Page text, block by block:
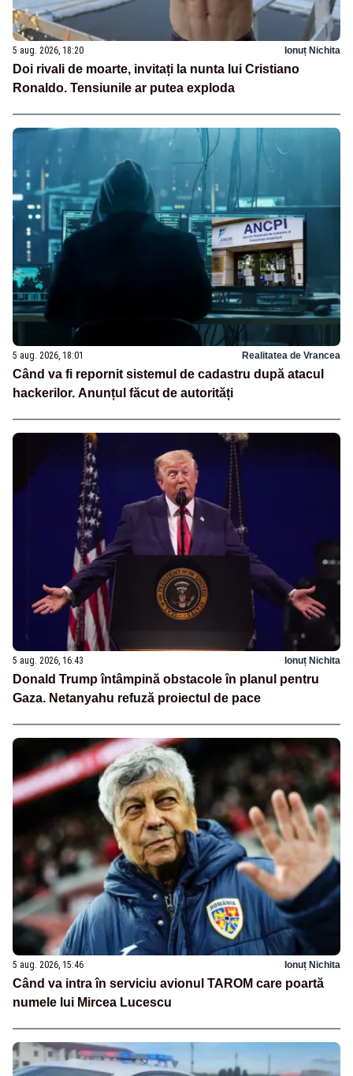
5 aug. 2026, 18:20 Ionuț Nichita
Doi rivali de moarte, invitați la nunta lui Cristiano
Ronaldo. Tensiunile ar putea exploda
5 aug. 2026, 18:01 Realitatea de Vrancea
Când va fi repornit sistemul de cadastru după atacul
hackerilor. Anunțul făcut de autorități
5 aug. 2026, 16:43 Ionuț Nichita
Donald Trump întâmpină obstacole în planul pentru
Gaza. Netanyahu refuză proiectul de pace
5 aug. 2026, 15:46 Ionuț Nichita
Când va intra în serviciu avionul TAROM care poartă
numele lui Mircea Lucescu